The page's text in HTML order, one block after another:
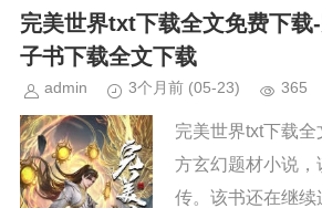
界》，请持续关注
小编会第一时间更
完美世界txt下载全文免费下
子书下载全文下载
admin 3个月前 (05-23) 365
完美世界txt下载
方玄幻题材小说
传。该书还在继续